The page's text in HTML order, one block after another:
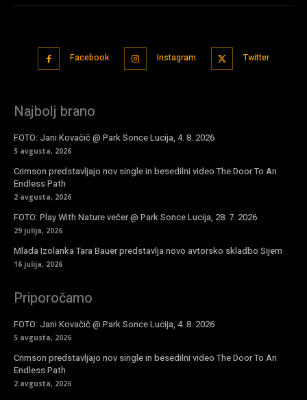
Facebook Instagram Twitter
Najbolj brano
FOTO: Jani Kovačič @ Park Sonce Lucija, 4. 8. 2026
5 avgusta, 2026
Crimson predstavljajo nov single in besedilni video The Door To An
Endless Path
2 avgusta, 2026
FOTO: Play With Nature večer @ Park Sonce Lucija, 28. 7. 2026
29 julija, 2026
Mlada Izolanka Tara Bauer predstavlja novo avtorsko skladbo Sijem
16 julija, 2026
Priporočamo
FOTO: Jani Kovačič @ Park Sonce Lucija, 4. 8. 2026
5 avgusta, 2026
Crimson predstavljajo nov single in besedilni video The Door To An
Endless Path
2 avgusta, 2026